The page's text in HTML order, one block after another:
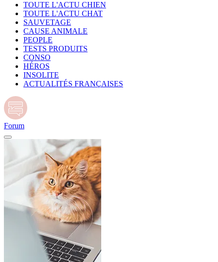
TOUTE L'ACTU CHIEN
TOUTE L'ACTU CHAT
SAUVETAGE
CAUSE ANIMALE
PEOPLE
TESTS PRODUITS
CONSO
HÉROS
INSOLITE
ACTUALITÉS FRANÇAISES
Forum